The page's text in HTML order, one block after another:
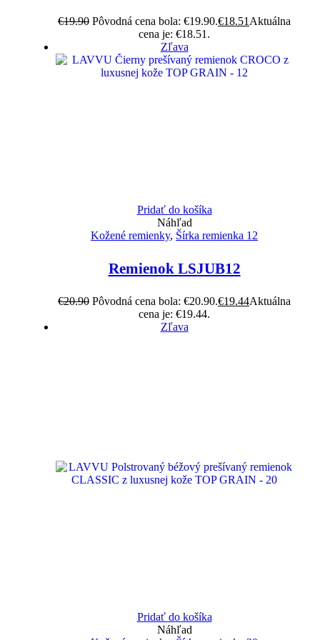
€19.90 Pôvodná cena bola: €19.90.€18.51 Aktuálna
cena je: €18.51.
Zľava
Pridať do košíka
Náhľad
Kožené remienky, Šírka remienka 12
Remienok LSJUB12
€20.90 Pôvodná cena bola: €20.90.€19.44Aktuálna
cena je: €19.44.
Zľava
Pridať do košíka
Náhľad